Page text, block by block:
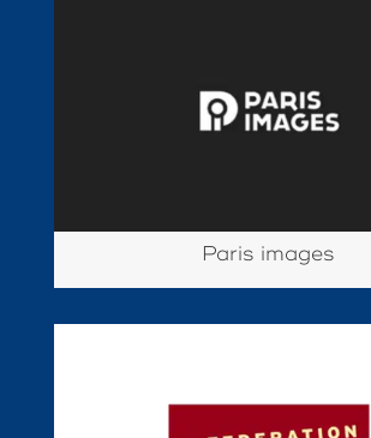
Paris images